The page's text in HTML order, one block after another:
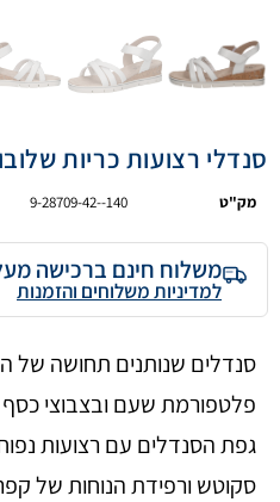
סנדלי רצועות כריות
מק"ט 9-28709-42--140
משלוח חינם ברכישה מעל
למדיניות משלוחים והזמנות
סנדלים שנותנים תחושה של
גפת הסנדלים עם רצועות
סקוטש ורפידת הנוחות של